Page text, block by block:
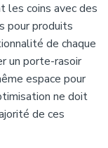
les coins avec des
pour produits
de chaque
un porte-rasoir
espace pour
ne doit
de ces